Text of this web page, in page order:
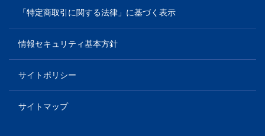
つ
け
る。
「特定商取引に関する法律」に基づく表示
情報セキュリティ基本方針
サイトポリシー
サイトマップ